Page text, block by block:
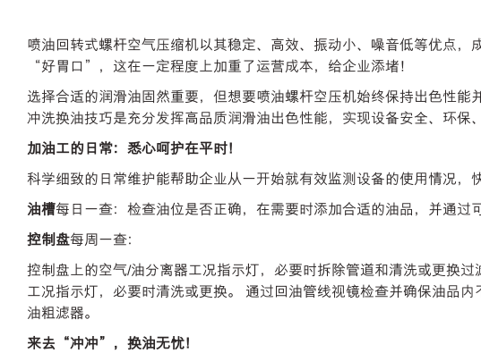
喷油回转式螺杆空气压缩机以其稳定、高效、振动小、噪音低等优点
“好胃口”，这在一定程度上加重了运营成本，给企业添堵！
选择合适的润滑油固然重要，但想要喷油螺杆空压机始终保持出色性
冲洗换油技巧是充分发挥高品质润滑油出色性能，实现设备安全、环保
加油工的日常：悉心呵护在平时！
科学细致的日常维护能帮助企业从一开始就有效监测设备的使用情况
油槽每日一查：检查油位是否正确，在需要时添加合适的油品，并通过
控制盘每周一查：
控制盘上的空气/油分离器工况指示灯，必要时拆除管道和清洗或更换
工况指示灯，必要时清洗或更换。 通过回油管线视镜检查并确保油品
油粗滤器。
来去“冲冲”，换油无忧！